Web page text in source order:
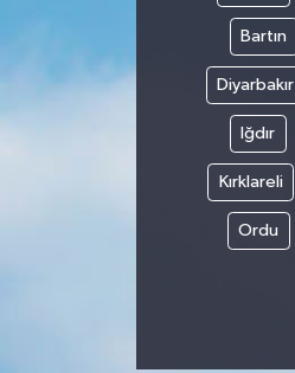
Bartın
Diyarbakır
Iğdır
Kırklareli
Ordu